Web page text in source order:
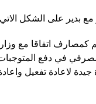
بدير على الشكل
كمصارف اتفاقا مع
في دفع
جيدة لاعادة تفعيل